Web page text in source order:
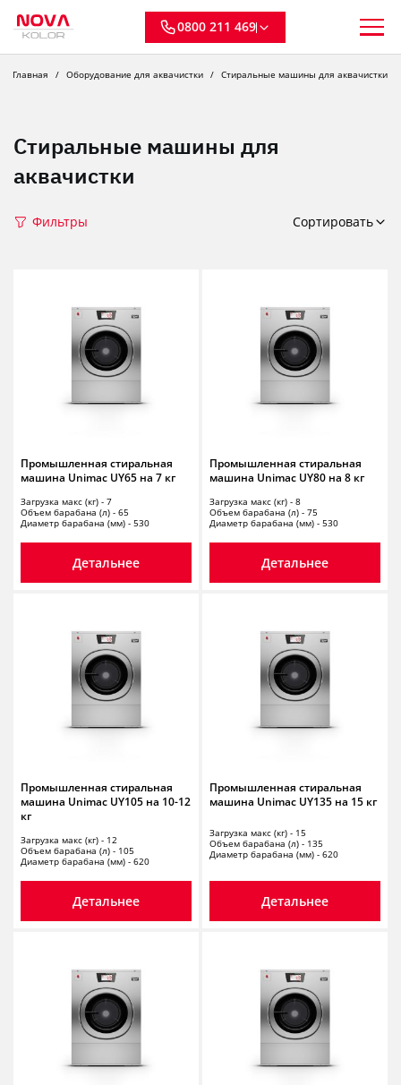
0800 211 469
Главная Оборудование для аквачистки Стиральные машины для аквачистки
Стиральные машины для
аквачистки
Фильтры Сортировать
Промышленная стиральная
машина Unimac UY65 на 7 кг
Загрузка макс (кг) - 7
Объем барабана (л) - 65
Диаметр барабана (мм) - 530
Детальнее
Промышленная стиральная
машина Unimac UY80 на 8 кг
Загрузка макс (кг) - 8
Объем барабана (л) - 75
Диаметр барабана (мм) - 530
Детальнее
Промышленная стиральная
машина Unimac UY105 на 10-12
кг
Загрузка макс (кг) - 12
Объем барабана (л) - 105
Диаметр барабана (мм) - 620
Детальнее
Промышленная стиральная
машина Unimac UY135 на 15 кг
Загрузка макс (кг) - 15
Объем барабана (л) - 135
Диаметр барабана (мм) - 620
Детальнее